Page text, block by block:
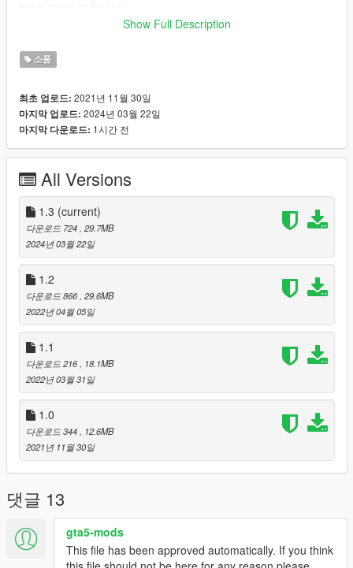
the base game collisions and adding a better LOD.
Show Full Description
소품
최초 업로드: 2021년 11월 30일
마지막 업로드: 2024년 03월 22일
마지막 다운로드: 1시간 전
All Versions
1.3 (current)
다운로드 724, 29.7MB
2024년 03월 22일
1.2
다운로드 866, 29.6MB
2022년 04월 05일
1.1
다운로드 216, 18.1MB
2022년 03월 31일
1.0
다운로드 344, 12.6MB
2021년 11월 30일
댓글 13
gta5-mods
This file has been approved automatically. If you think